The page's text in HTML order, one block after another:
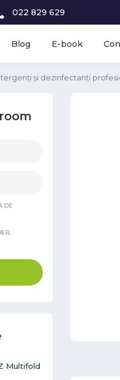
022 829 629
Blog E-book
și dezinfectanți
DE
Multifold